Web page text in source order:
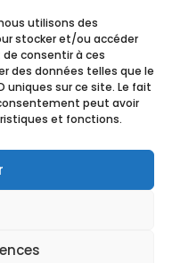
utilisons des
stocker et/ou accéder
consentir à ces
des données telles que le
sur ce site. Le fait
peut avoir
et fonctions.
84 38 06816 38
région Auvergne-
des